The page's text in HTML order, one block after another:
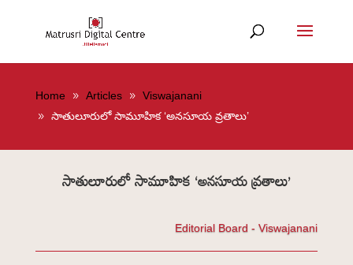
Home Articles
Viswajanani
సాతులూరులో సామూహిక ‘అనసూయ వ్రతాలు’
సాతులూరులో సామూహిక ‘అనసూయ వ్రతాలు’
Editorial Board - Viswajanani